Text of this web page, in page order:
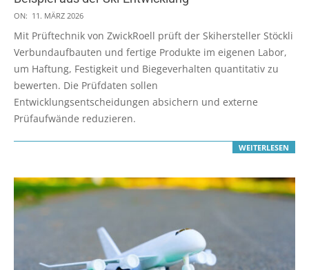
2026-
03-
11
ON: 11. MÄRZ 2026
Mit Prüftechnik von ZwickRoell prüft der Skihersteller Stöckli
Verbundaufbauten und fertige Produkte im eigenen Labor,
um Haftung, Festigkeit und Biegeverhalten quantitativ zu
bewerten. Die Prüfdaten sollen
Entwicklungsentscheidungen absichern und externe
Prüfaufwände reduzieren.
WEITERLESEN